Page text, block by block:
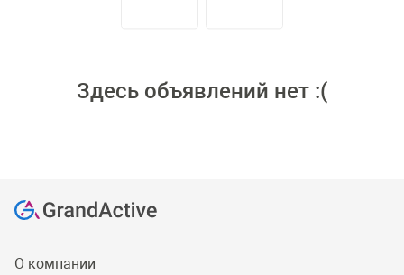
Здесь объявлений нет :(
О компании